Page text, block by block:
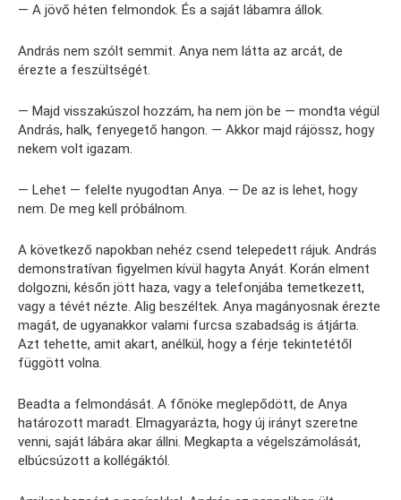
— A jövő héten felmondok. És a saját lábamra állok.
András nem szólt semmit. Anya nem látta az arcát, de
érezte a feszültségét.
— Majd visszakúszol hozzám, ha nem jön be — mondta végül
András, halk, fenyegető hangon. — Akkor majd rájössz, hogy
nekem volt igazam.
— Lehet — felelte nyugodtan Anya. — De az is lehet, hogy
nem. De meg kell próbálnom.
A következő napokban nehéz csend telepedett rájuk. András
demonstratívan figyelmen kívül hagyta Anyát. Korán elment
dolgozni, későn jött haza, vagy a telefonjába temetkezett,
vagy a tévét nézte. Alig beszéltek. Anya magányosnak érezte
magát, de ugyanakkor valami furcsa szabadság is átjárta.
Azt tehette, amit akart, anélkül, hogy a férje tekintetétől
függött volna.
Beadta a felmondását. A főnöke meglepődött, de Anya
határozott maradt. Elmagyarázta, hogy új irányt szeretne
venni, saját lábára akar állni. Megkapta a végelszámolását,
elbúcsúzott a kollégáktól.